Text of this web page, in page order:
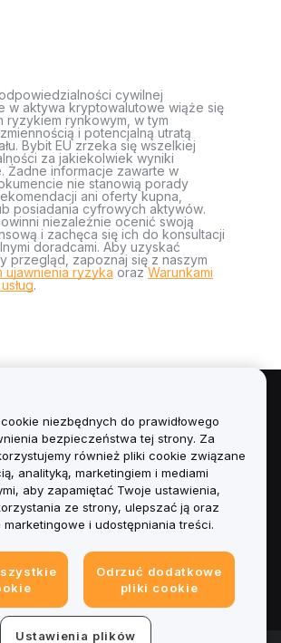
cywilnej
w aktywa kryptowalutowe wiąże się
ryzykiem rynkowym, w tym
i potencjalną utratą
Bybit EU zrzeka się wszelkiej
za jakiekolwiek wyniki
Żadne informacje zawarte w
nie stanowią porady
ani oferty kupna,
posiadania cyfrowych aktywów.
niezależnie ocenić swoją
i zachęca się ich do konsultacji
doradcami. Aby uzyskać
przegląd, zapoznaj się z naszym
ujawnienia ryzyka orazWarunkami
.
prawne
niezbędnych do prawidłowego
bezpieczeństwa tej strony. Za
również pliki cookie związane
analityką, marketingiem i mediami
aby zapamiętać Twoje ustawienia,
ze strony, ulepszać ją oraz
i udostępniania treści.
Odrzuć dodatkowe
pliki cookie
Ustawienia plików